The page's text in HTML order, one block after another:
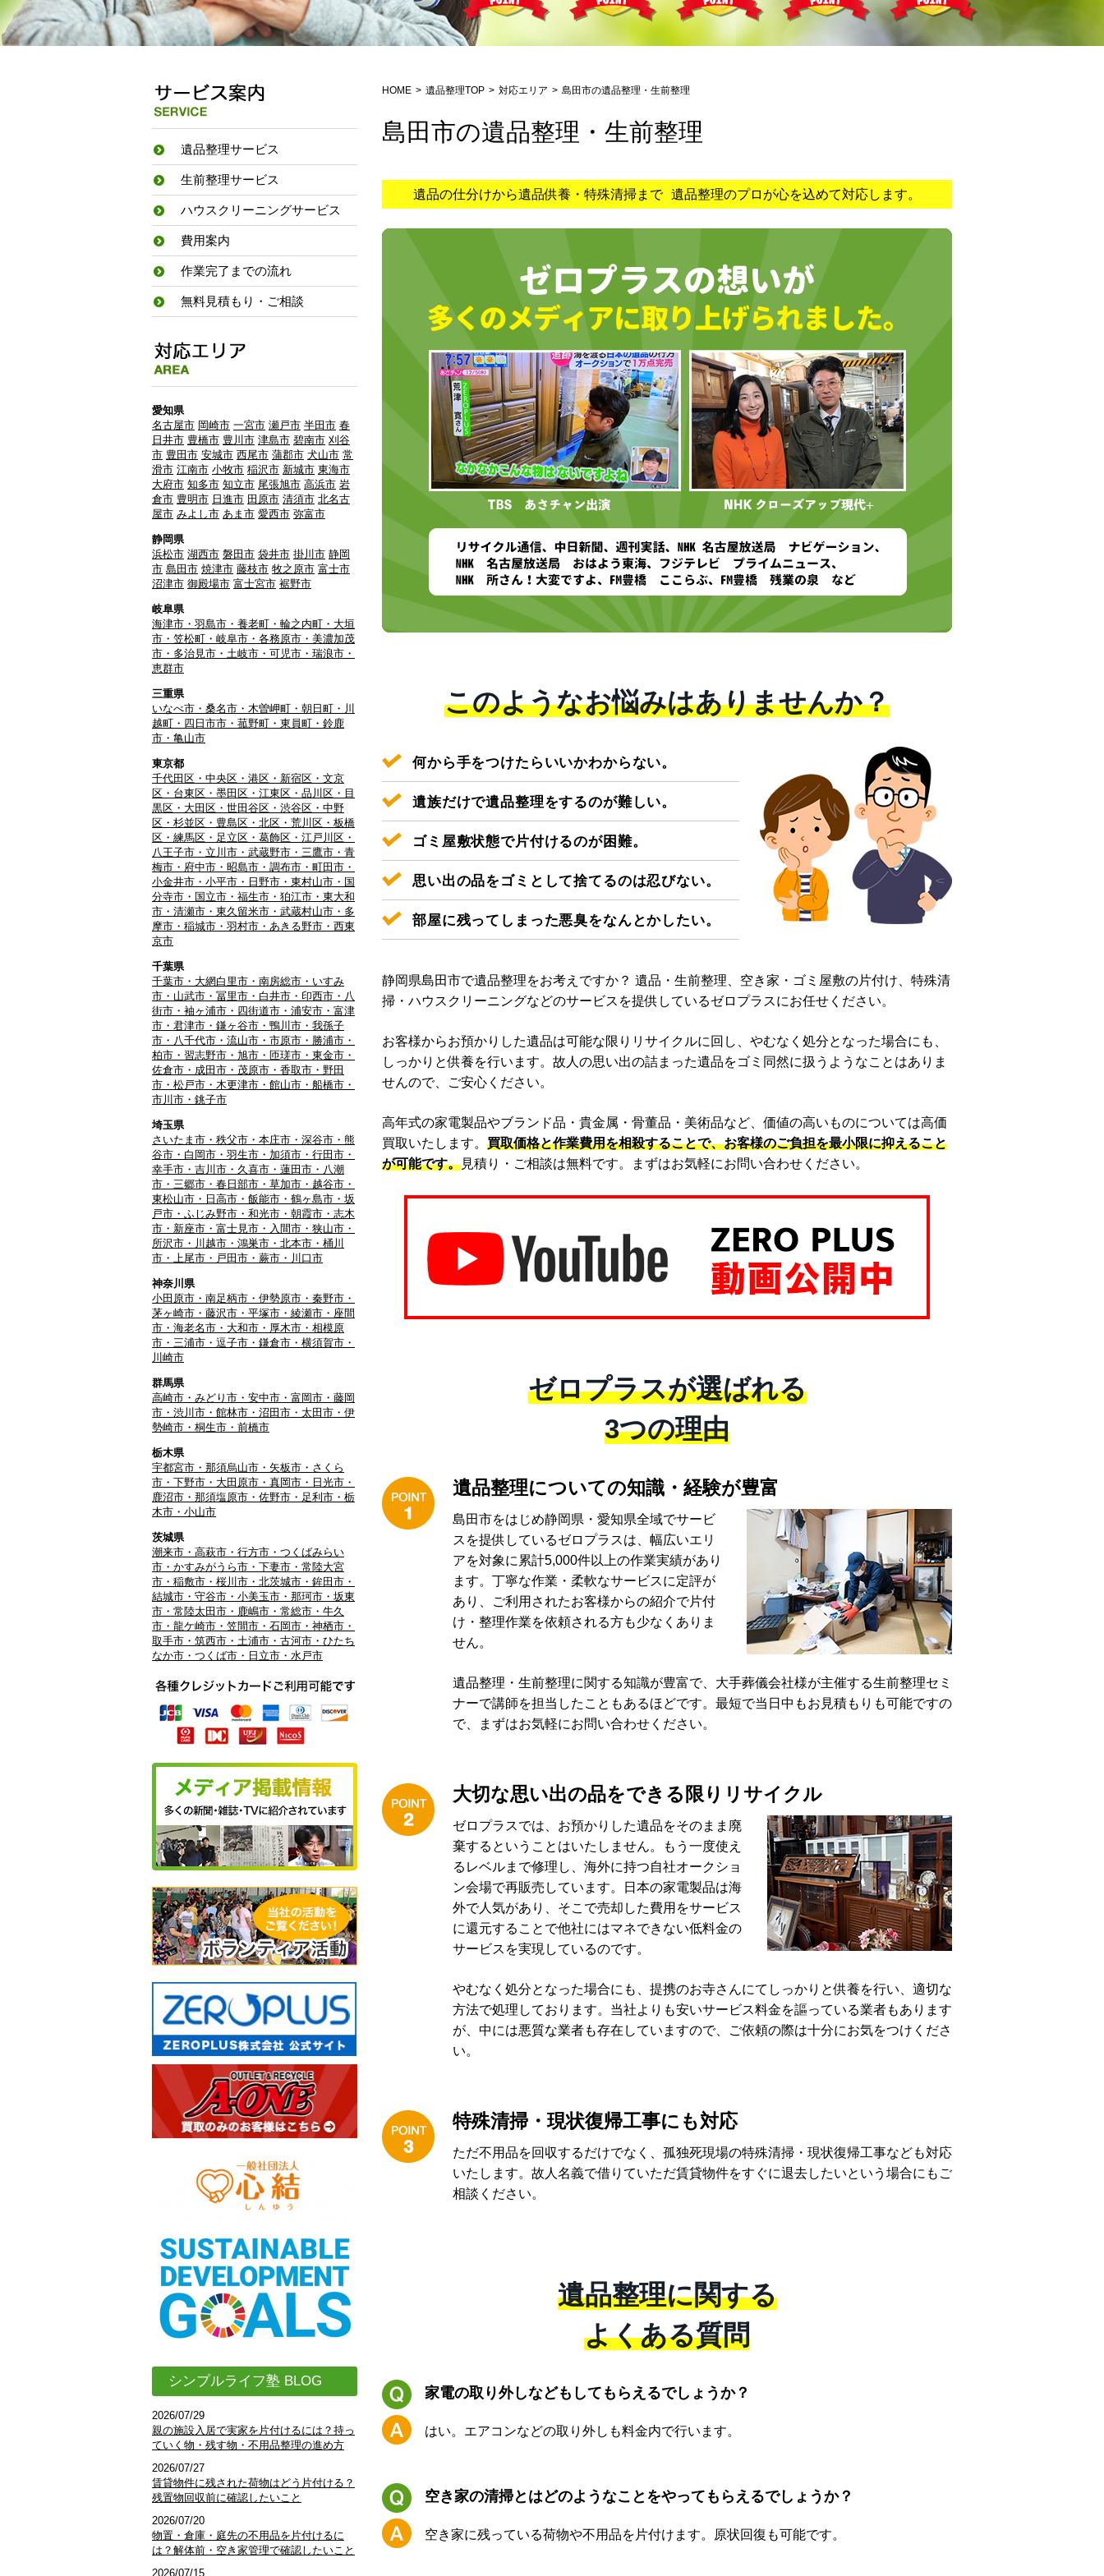
HOME 遺品整理TOP 対応エリア 島田市の遺品整理・生前整理
島田市の遺品整理・生前整理
遺品の仕分けから遺品供養・特殊清掃まで 遺品整理のプロが心を込めて対応します。
このようなお悩みはありませんか？
何から手をつけたらいいかわからない。
遺族だけで遺品整理をするのが難しい。
ゴミ屋敷状態で片付けるのが困難。
思い出の品をゴミとして捨てるのは忍びない。
部屋に残ってしまった悪臭をなんとかしたい。
静岡県島田市で遺品整理をお考えですか？ 遺品・生前整理、空き家・ゴミ屋敷の片付け、特殊清
掃・ハウスクリーニングなどのサービスを提供しているゼロプラスにお任せください。
お客様からお預かりした遺品は可能な限りリサイクルに回し、やむなく処分となった場合にも、
しっかりと供養を行います。故人の思い出の詰まった遺品をゴミ同然に扱うようなことはありま
せんので、ご安心ください。
高年式の家電製品やブランド品・貴金属・骨董品・美術品など、価値の高いものについては高価
買取いたします。 買取価格と作業費用を相殺することで、お客様のご負担を最小限に抑えること
が可能です。見積り・ご相談は無料です。まずはお気軽にお問い合わせください。
ゼロプラスが選ばれる
3つの理由
遺品整理についての知識・経験が豊富
島田市をはじめ静岡県・愛知県全域でサービ
スを提供しているゼロプラスは、幅広いエリ
アを対象に 累計5,000件以上の作業実績があり
ます。丁寧な作業・柔軟なサービスに定評が
あり、ご利用されたお客様からの紹介で片付
け・整理作業を依頼される方も少なくありま
せん。
遺品整理・生前整理に関する知識が豊富で、 大手葬儀会社様が主催する生前整理セミ
ナーで講師を担当したこともあるほどです。最短で当日中もお見積もりも可能ですの
で、まずはお気軽にお問い合わせください。
大切な思い出の品をできる限りリサイクル
ゼロプラスでは、お預かりした遺品をそのまま廃
棄するということはいたしません。もう一度使え
るレベルまで修理し、海外に持つ自社オークショ
ン会場で再販売しています。日本の家電製品は海
外で人気があり、そこで売却した費用をサービス
に還元することで他社にはマネできない低料金の
サービスを実現しているのです。
やむなく処分となった場合にも、提携のお寺さんにてしっかりと供養を行い、適切な
方法で処理しております。当社よりも安いサービス料金を謳っている業者もあります
が、中には悪質な業者も存在していますので、ご依頼の際は十分にお気をつけくださ
い。
特殊清掃・現状復帰工事にも対応
ただ不用品を回収するだけでなく、 孤独死現場の特殊清掃・現状復帰工事なども対応
いたします。故人名義で借りていただ賃貸物件をすぐに退去したいという場合にもご
相談ください。
遺品整理に関する
よくある質問
家電の取り外しなどもしてもらえるでしょうか？
はい。エアコンなどの取り外しも料金内で行います。
空き家の清掃とはどのようなことをやってもらえるでしょうか？
空き家に残っている荷物や不用品を片付けます。原状回復も可能です。
遺品整理サービス
生前整理サービス
ハウスクリーニングサービス
費用案内
作業完了までの流れ
無料見積もり・ご相談
愛知県
名古屋市 岡崎市 一宮市 瀬戸市 半田市 春
日井市 豊橋市 豊川市 津島市 碧南市 刈谷
市 豊田市 安城市 西尾市 蒲郡市 犬山市 常
滑市 江南市 小牧市 稲沢市 新城市 東海市
大府市 知多市 知立市 尾張旭市 高浜市 岩
倉市 豊明市 日進市 田原市 清須市 北名古
屋市 みよし市 あま市 愛西市 弥富市
静岡県
浜松市 湖西市 磐田市 袋井市 掛川市 静岡
市 島田市 焼津市 藤枝市 牧之原市 富士市
沼津市 御殿場市 富士宮市 裾野市
岐阜県
海津市・羽島市・養老町・輪之内町・大垣
市・笠松町・岐阜市・各務原市・美濃加茂
市・多治見市・土岐市・可児市・瑞浪市・
恵群市
三重県
いなべ市・桑名市・木曽岬町・朝日町・川
越町・四日市市・菰野町・東員町・鈴鹿
市・亀山市
東京都
千代田区・中央区・港区・新宿区・文京
区・台東区・墨田区・江東区・品川区・目
黒区・大田区・世田谷区・渋谷区・中野
区・杉並区・豊島区・北区・荒川区・板橋
区・練馬区・足立区・葛飾区・江戸川区・
八王子市・立川市・武蔵野市・三鷹市・青
梅市・府中市・昭島市・調布市・町田市・
小金井市・小平市・日野市・東村山市・国
分寺市・国立市・福生市・狛江市・東大和
市・清瀬市・東久留米市・武蔵村山市・多
摩市・稲城市・羽村市・あきる野市・西東
京市
千葉県
千葉市・大網白里市・南房総市・いすみ
市・山武市・冨里市・白井市・印西市・八
街市・袖ヶ浦市・四街道市・浦安市・富津
市・君津市・鎌ヶ谷市・鴨川市・我孫子
市・八千代市・流山市・市原市・勝浦市・
柏市・習志野市・旭市・匝瑳市・東金市・
佐倉市・成田市・茂原市・香取市・野田
市・松戸市・木更津市・館山市・船橋市・
市川市・銚子市
埼玉県
さいたま市・秩父市・本庄市・深谷市・熊
谷市・白岡市・羽生市・加須市・行田市・
幸手市・吉川市・久喜市・蓮田市・八潮
市・三郷市・春日部市・草加市・越谷市・
東松山市・日高市・飯能市・鶴ヶ島市・坂
戸市・ふじみ野市・和光市・朝霞市・志木
市・新座市・富士見市・入間市・狭山市・
所沢市・川越市・鴻巣市・北本市・桶川
市・上尾市・戸田市・蕨市・川口市
神奈川県
小田原市・南足柄市・伊勢原市・秦野市・
茅ヶ崎市・藤沢市・平塚市・綾瀬市・座間
市・海老名市・大和市・厚木市・相模原
市・三浦市・逗子市・鎌倉市・横須賀市・
川崎市
群馬県
高崎市・みどり市・安中市・富岡市・藤岡
市・渋川市・館林市・沼田市・太田市・伊
勢崎市・桐生市・前橋市
栃木県
宇都宮市・那須烏山市・矢板市・さくら
市・下野市・大田原市・真岡市・日光市・
鹿沼市・那須塩原市・佐野市・足利市・栃
木市・小山市
茨城県
潮来市・高萩市・行方市・つくばみらい
市・かすみがうら市・下妻市・常陸大宮
市・稲敷市・桜川市・北茨城市・鉾田市・
結城市・守谷市・小美玉市・那珂市・坂東
市・常陸太田市・鹿嶋市・常総市・牛久
市・龍ケ崎市・笠間市・石岡市・神栖市・
取手市・筑西市・土浦市・古河市・ひたち
なか市・つくば市・日立市・水戸市
シンプルライフ塾 BLOG
2026/07/29
親の施設入居で実家を片付けるには？持っ
ていく物・残す物・不用品整理の進め方
2026/07/27
賃貸物件に残された荷物はどう片付ける？
残置物回収前に確認したいこと
2026/07/20
物置・倉庫・庭先の不用品を片付けるに
は？解体前・空き家管理で確認したいこと
2026/07/15